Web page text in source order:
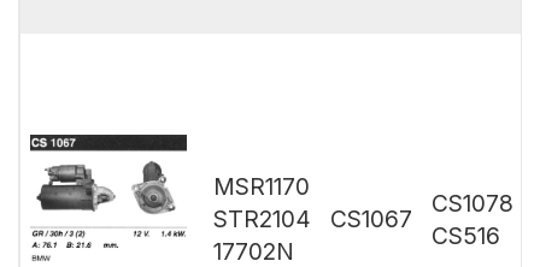
MSR1170
STR2104
17702N
CS1067
CS1078
CS516